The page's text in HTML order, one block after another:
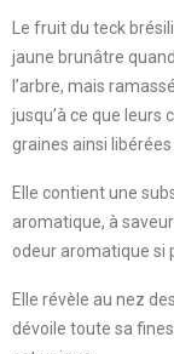
Le fruit du teck
jaune brunâtre
l’arbre, mais
jusqu’à ce que leurs
graines ainsi
Elle contient une
aromatique, à
odeur aromatique si
Elle révèle au nez
dévoile toute sa